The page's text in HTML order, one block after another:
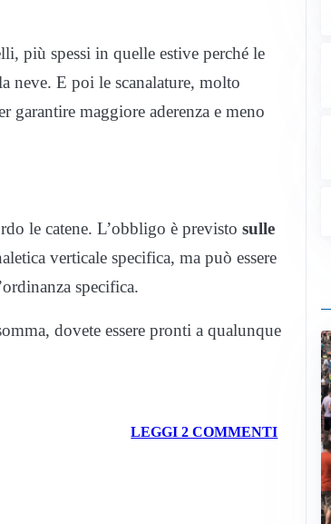
più spessi in quelle estive perché le
neve. E poi le scanalature, molto
garantire maggiore aderenza e meno
le catene. L’obbligo è previsto sulle
verticale specifica, ma può essere
specifica.
dovete essere pronti a qualunque
LEGGI 2 COMMENTI